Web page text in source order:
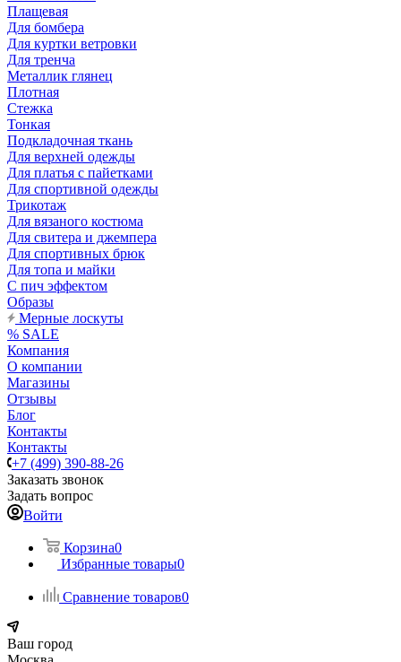
Плащевая
Для бомбера
Для куртки ветровки
Для тренча
Металлик глянец
Плотная
Стежка
Тонкая
Подкладочная ткань
Для верхней одежды
Для платья с пайетками
Для спортивной одежды
Трикотаж
Для вязаного костюма
Для свитера и джемпера
Для спортивных брюк
Для топа и майки
С пич эффектом
Образы
Мерные лоскуты
% SALE
Компания
О компании
Магазины
Отзывы
Блог
Контакты
Контакты
+7 (499) 390-88-26
Заказать звонок
Задать вопрос
Войти
Корзина0
Избранные товары0
Сравнение товаров0
Ваш город